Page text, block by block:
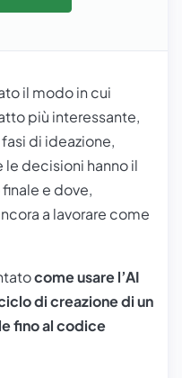
il modo in cui
più interessante,
di ideazione,
decisioni hanno il
e dove,
a lavorare come
come usare l’AI
di creazione di un
fino al codice